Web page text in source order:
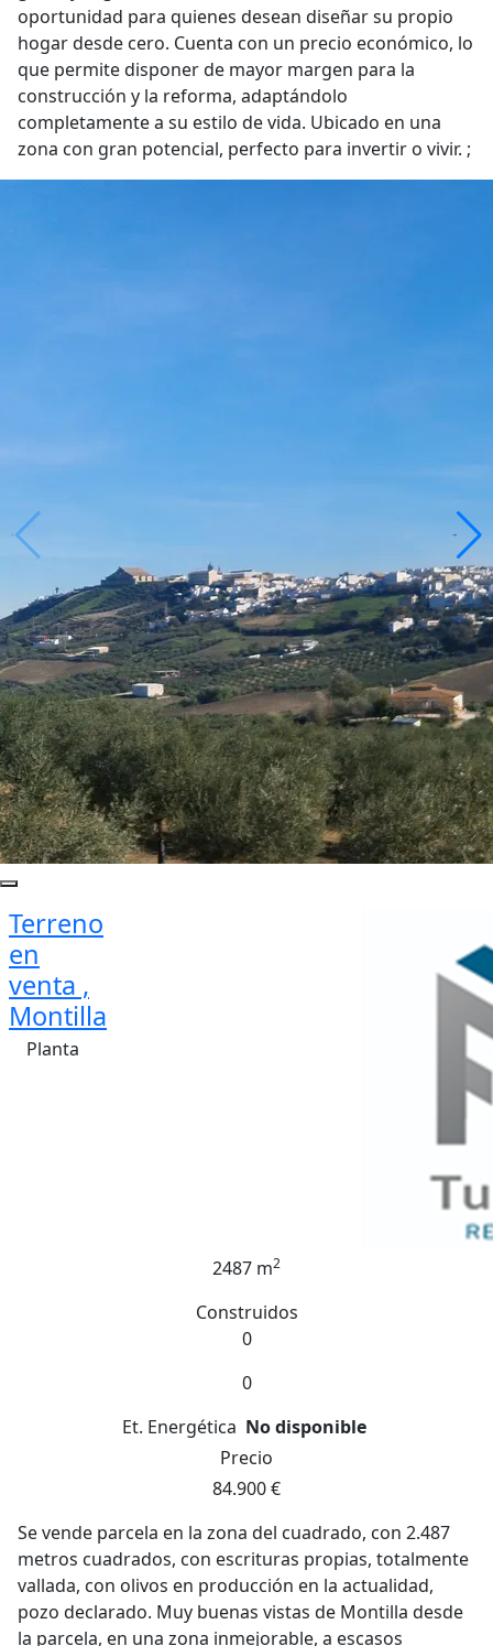
oportunidad para quienes desean diseñar su propio
hogar desde cero. Cuenta con un precio económico, lo
que permite disponer de mayor margen para la
construcción y la reforma, adaptándolo
completamente a su estilo de vida. Ubicado en una
zona con gran potencial, perfecto para invertir o vivir. ;
Terreno
en
venta ,
Montilla
Planta
2487 m2
Construidos
0
0
Et. Energética No disponible
Precio
84.900 €
Se vende parcela en la zona del cuadrado, con 2.487
metros cuadrados, con escrituras propias, totalmente
vallada, con olivos en producción en la actualidad,
pozo declarado. Muy buenas vistas de Montilla desde
la parcela, en una zona inmejorable, a escasos